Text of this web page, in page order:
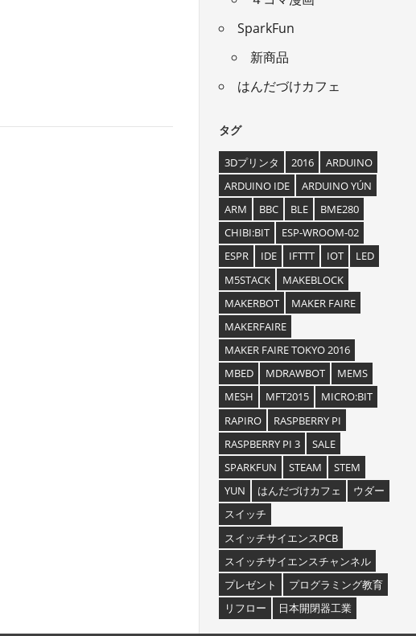
SparkFun
新商品
はんだづけカフェ
タグ
3Dプリンタ 2016
ARDUINO
ARDUINO IDE
ARDUINO YÚN
ARM
BBC BLE
BME280
CHIBI:BIT
ESP-WROOM-02
ESPR
IDE IFTTT IOT
LED
M5STACK
MAKEBLOCK
MAKERBOT
MAKER FAIRE
MAKERFAIRE
MAKER FAIRE TOKYO 2016
MBED
MDRAWBOT
MEMS
MESH
MFT2015
MICRO:BIT
RAPIRO
RASPBERRY PI
RASPBERRY PI 3
SALE
SPARKFUN
STEAM
STEM
YUN
はんだづけカフェ
ウダー
スイッチ
スイッチサイエンスPCB
スイッチサイエンスチャンネル
プレゼント
プログラミング教育
リフロー
日本開閉器工業